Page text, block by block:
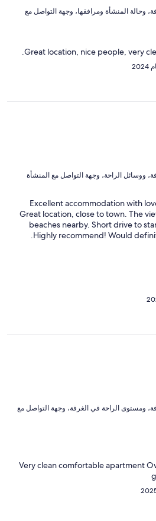
عناصر نالت الإعجاب: ⁦النظافة⁩، و⁦حالة المنشأة ومرافقها⁩، و⁦جهة التواصل مع
Great location, nice people, very
Excellent accommodation with
Great location, close to town. The
beaches nearby. Short drive to
Highly recommend! Would
عناصر نالت الإعجاب: ⁦النظافة⁩، و⁦مستوى الراحة في الغرفة⁩، و⁦جهة التواصل مع
Very clean comfortable apartment